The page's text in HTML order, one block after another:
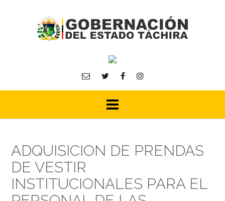
ADQUISICION DE PRENDAS
DE VESTIR
INSTITUCIONALES PARA EL